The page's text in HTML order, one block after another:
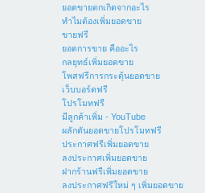
ยอดขายตกเกิดจากอะไร
ทำไมต้องเพิ่มยอดขาย
ขายฟรี
ยอดการขาย คืออะไร
กลยุทธ์เพิ่มยอดขาย
โพสฟรีการกระตุ้นยอดขาย
เว็บบอร์ดฟรี
โปรโมทฟรี
มีลูกค้าเพิ่ม - YouTube
ผลักดันยอดขายโปรโมทฟรี
ประกาศฟรีเพิ่มยอดขาย
ลงประกาศเพิ่มยอดขาย
ฝากร้านฟรีเพิ่มยอดขาย
ลงประกาศฟรีใหม่ ๆ เพิ่มยอดขาย